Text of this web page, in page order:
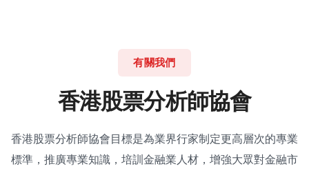
有關我們
香港股票分析師協會
香港股票分析師協會目標是為業界行家制定更高層次的專業
標準，推廣專業知識，培訓金融業人材，增強大眾對金融市